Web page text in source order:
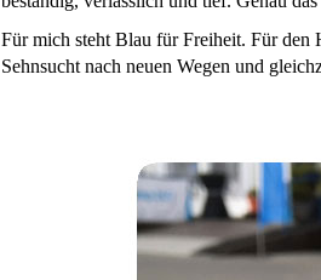
Für mich steht Blau für Freiheit. Für den
Sehnsucht nach neuen Wegen und